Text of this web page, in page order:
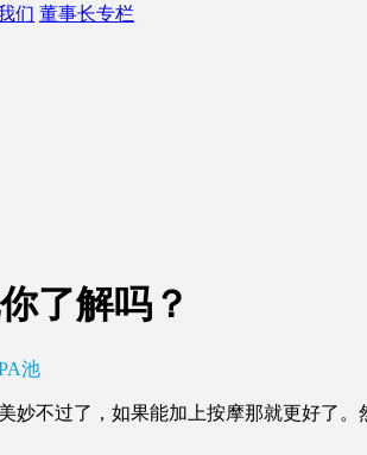
们 董事长专栏
了解吗？
池
过了，如果能加上按摩那就更好了。